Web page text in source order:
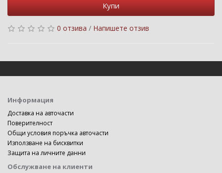
Купи
0 отзива / Напишете отзив
Информация
Доставка на авточасти
Поверителност
Общи условия поръчка авточасти
Използване на бисквитки
Защита на личните данни
Обслужване на клиенти